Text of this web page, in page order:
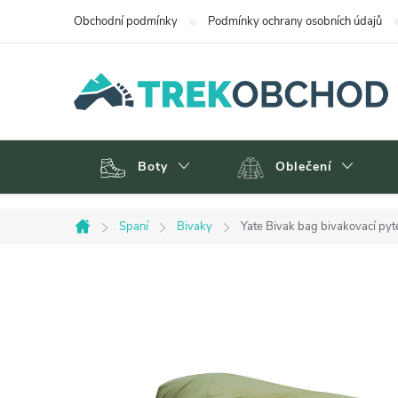
Obchodní podmínky Podmínky ochrany osobních údajů
Boty Oblečení
Domů
Spaní Bivaky Yate Bivak bag bivakovací